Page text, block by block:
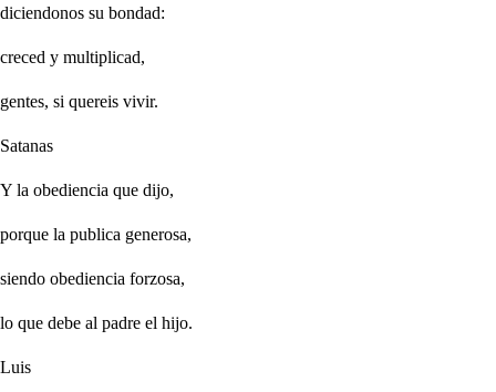
diciendonos su bondad:
creced y multiplicad,
gentes, si quereis vivir.
Satanas
Y la obediencia que dijo,
porque la publica generosa,
siendo obediencia forzosa,
lo que debe al padre el hijo.
Luis